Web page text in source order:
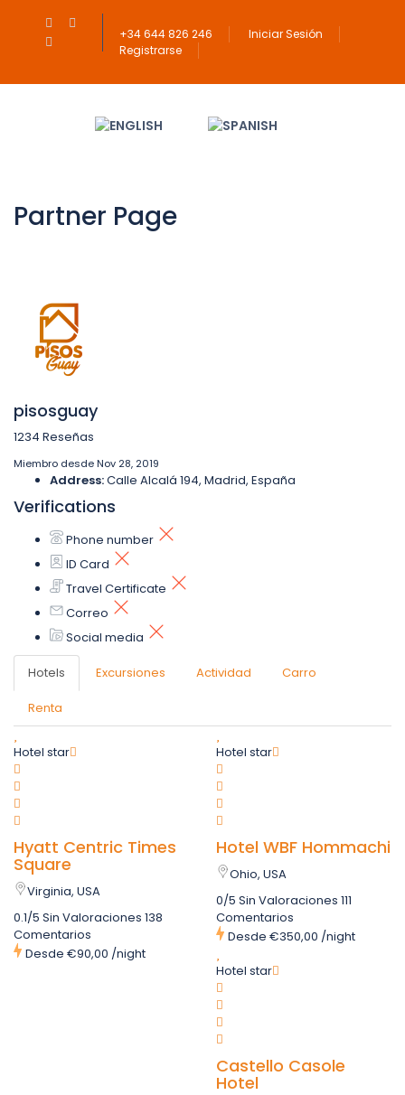
+34 644 826 246
Iniciar Sesión
Registrarse
Partner Page
pisosguay
1234 Reseñas
Miembro desde Nov 28, 2019
Address:Calle Alcalá 194, Madrid, España
Verifications
Phone number
ID Card
Travel Certificate
Correo
Social media
Hotels Excursiones Actividad Carro
Renta
Hotel star
Hyatt Centric Times
Square
Virginia, USA
0.1/5 Sin Valoraciones 138
Comentarios
Desde €90,00 /night
Hotel star
Hotel WBF Hommachi
Ohio, USA
0/5 Sin Valoraciones 111
Comentarios
Desde €350,00 /night
Hotel star
Castello Casole
Hotel